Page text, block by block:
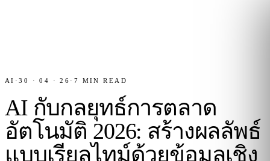
AI ·30 · 04 · 26 · 7 MIN READ
AI กับกลยุทธ์การตลาด
อัตโนมัติ 2026: สร้างผลลัพธ์
แบบเรียลไทม์ด้วยข้อมูลเชิง